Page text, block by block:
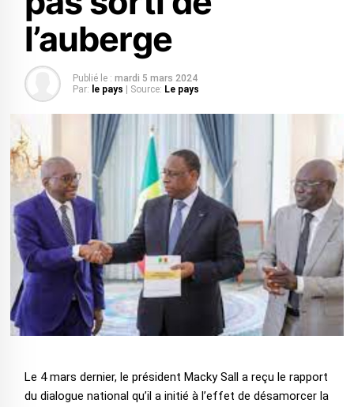
l’auberge
Publié le : mardi 5 mars 2024
Par: le pays | Source: Le pays
Le 4 mars dernier, le président Macky Sall a reçu le rapport
du dialogue national qu’il a initié à l’effet de désamorcer la